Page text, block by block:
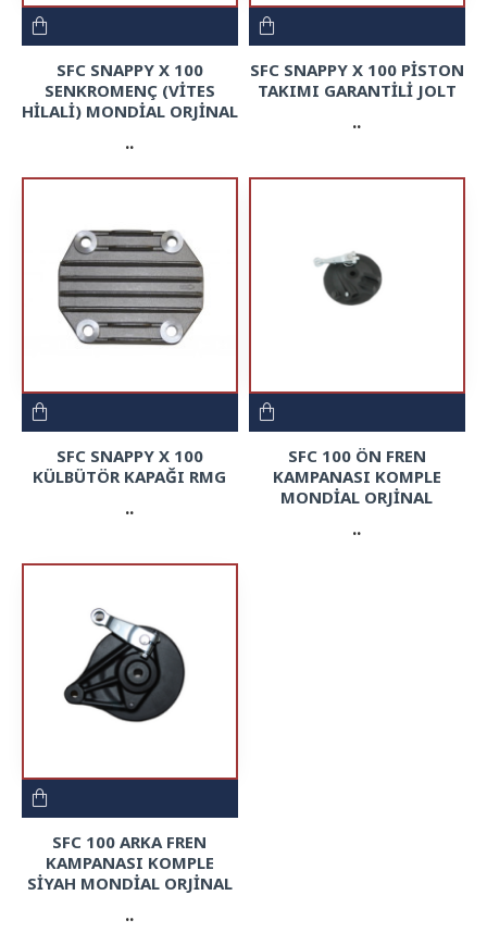
SFC SNAPPY X 100
SENKROMENÇ (VİTES
HİLALİ) MONDİAL ORJİNAL
..
SFC SNAPPY X 100 PİSTON
TAKIMI GARANTİLİ JOLT
..
SFC SNAPPY X 100
KÜLBÜTÖR KAPAĞI RMG
..
SFC 100 ÖN FREN
KAMPANASI KOMPLE
MONDİAL ORJİNAL
..
SFC 100 ARKA FREN
KAMPANASI KOMPLE
SİYAH MONDİAL ORJİNAL
..